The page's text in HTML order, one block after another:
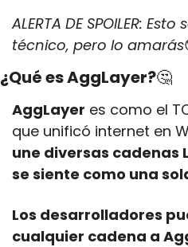
ALERTA DE SPOILER:
técnico, pero lo amarás
¿Qué es AggLayer?🤔
AggLayer es como el
une diversas cadenas
se siente como una
Los desarrolladores
cualquier cadena a